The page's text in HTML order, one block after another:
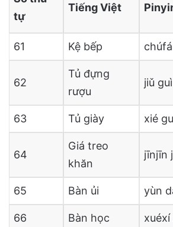
tự
Tiếng Việt
61 Kệ bếp
62
Tủ đựng
rượu
jiǔ guì
63 Tủ giày xié
64
Giá treo
khăn
jīnjīn
65 Bàn ủi yùn
66 Bàn học xuéxí